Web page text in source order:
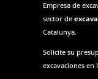
Empresa de
sector de
Catalunya.
Solicite su
excavaciones